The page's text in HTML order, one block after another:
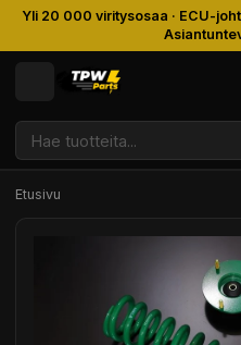
Yli 20 000 viritysosaa · ECU-
Etusivu